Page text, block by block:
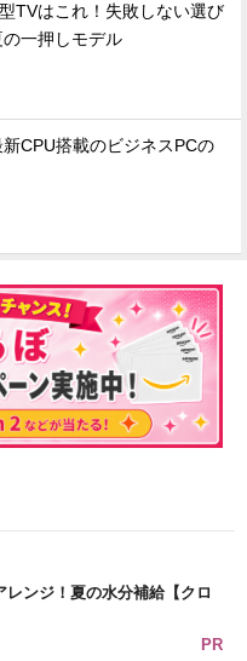
TVはこれ！失敗しない選び
一押しモデル
CPU搭載のビジネスPCの
レンジ！夏の水分補給【クロ
PR